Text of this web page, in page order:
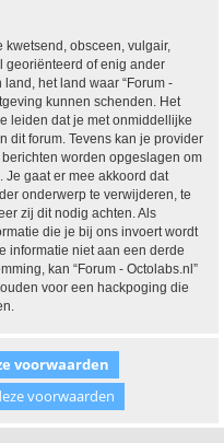
obsceen, vulgair,
georiënteerd of enig ander
het land waar “Forum -
kunnen schenden. Het
leiden dat je met onmiddellijke
dit forum. Tevens kan je provider
worden opgeslagen om
gaat er mee akkoord dat
onderwerp te verwijderen, te
zij dit nodig achten. Als
die je bij ons invoert wordt
informatie niet aan een derde
kan “Forum - Octolabs.nl”
voor een hackpoging die